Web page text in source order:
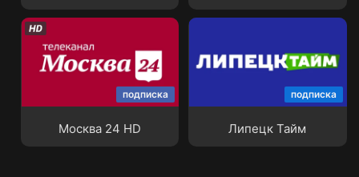
подписка
Москва 24 HD
подписка
Липецк Тайм